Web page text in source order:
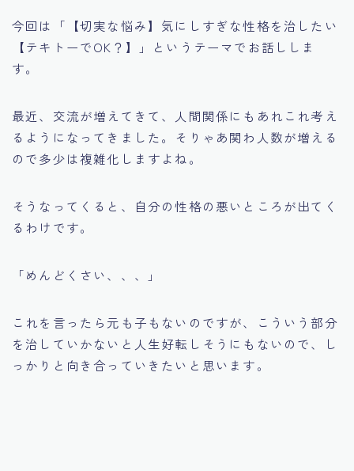
今回は「【切実な悩み】気にしすぎな性格を治したい
【テキトーでOK？】」というテーマでお話ししま
す。
最近、交流が増えてきて、人間関係にもあれこれ考え
るようになってきました。そりゃあ関わ人数が増える
ので多少は複雑化しますよね。
そうなってくると、自分の性格の悪いところが出てく
るわけです。
「めんどくさい、、、」
これを言ったら元も子もないのですが、こういう部分
を治していかないと人生好転しそうにもないので、し
っかりと向き合っていきたいと思います。